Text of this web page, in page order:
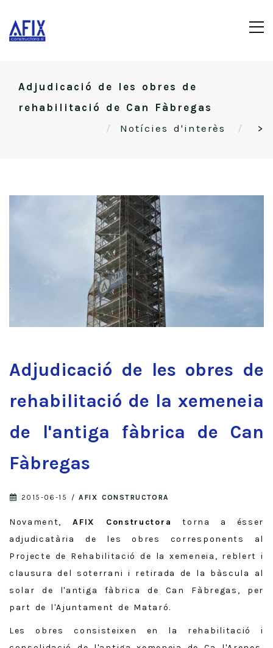
Adjudicació de les obres de
rehabilitació de Can Fàbregas
>
Notícies d'interès
Adjudicació de les obres de
rehabilitació de la xemeneia
de l'antiga fàbrica de Can
Fàbregas
2015-06-15 / AFIX CONSTRUCTORA
Novament, AFIX Constructoratorna a ésser
adjudicatària de les obres corresponents al
Projecte de Rehabilitació de la xemeneia, reblert i
clausura del soterrani i retirada de la bàscula al
solar de l'antiga fàbrica de Can Fàbregas, per
part de l'Ajuntament de Mataró.
Les obres consisteixen en la rehabilitació i